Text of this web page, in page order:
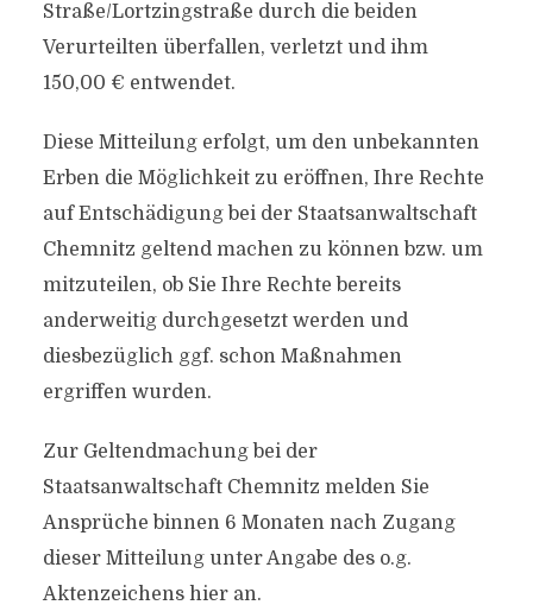
Straße/Lortzingstraße durch die beiden
Verurteilten überfallen, verletzt und ihm
150,00 € entwendet.
Diese Mitteilung erfolgt, um den unbekannten
Erben die Möglichkeit zu eröffnen, Ihre Rechte
auf Entschädigung bei der Staatsanwaltschaft
Chemnitz geltend machen zu können bzw. um
mitzuteilen, ob Sie Ihre Rechte bereits
anderweitig durchgesetzt werden und
diesbezüglich ggf. schon Maßnahmen
ergriffen wurden.
Zur Geltendmachung bei der
Staatsanwaltschaft Chemnitz melden Sie
Ansprüche binnen 6 Monaten nach Zugang
dieser Mitteilung unter Angabe des o.g.
Aktenzeichens hier an.